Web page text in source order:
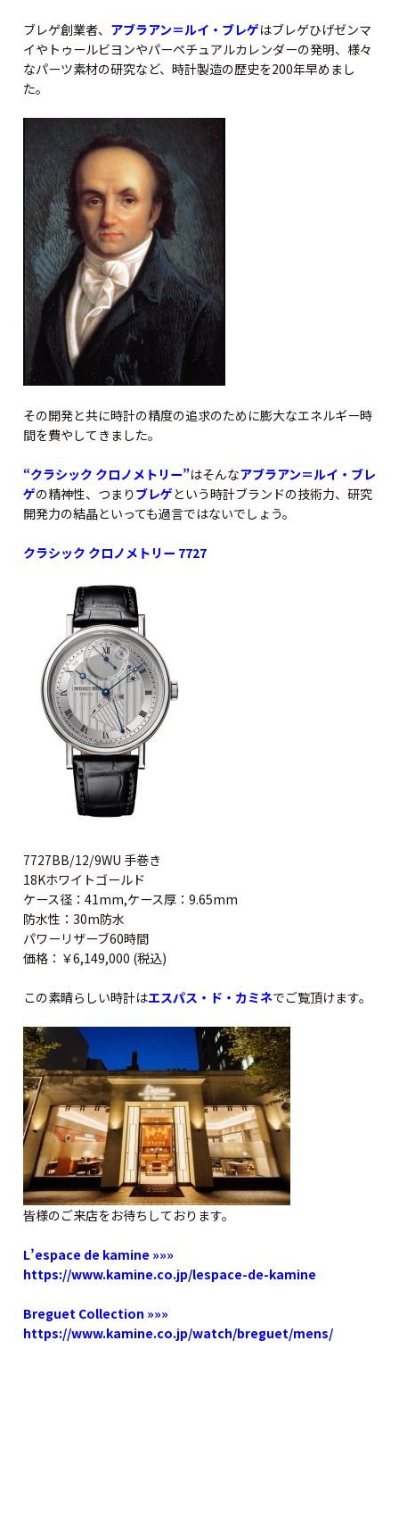
ブレゲ創業者、 アブラアン＝ルイ・ブレゲはブレゲひげゼンマ
イやトゥールビヨンやパーペチュアルカレンダーの発明、様々
なパーツ素材の研究など、時計製造の歴史を200年早めまし
た。
その開発と共に時計の精度の追求のために膨大なエネルギー時
間を費やしてきました。
“クラシック クロノメトリー”はそんなアブラアン＝ルイ・ブレ
ゲの精神性、つまりブレゲという時計ブランドの技術力、研究
開発力の結晶といっても過言ではないでしょう。
クラシック クロノメトリー 7727
7727BB/12/9WU 手巻き
18Kホワイトゴールド
ケース径：41mm,ケース厚：9.65mm
防水性：30m防水
パワーリザーブ60時間
価格：￥6,149,000 (税込)
この素晴らしい時計はエスパス・ド・カミネでご覧頂けます。
皆様のご来店をお待ちしております。
L’espace de kamine »»»
https://www.kamine.co.jp/lespace-de-kamine
Breguet Collection »»»
https://www.kamine.co.jp/watch/breguet/mens/